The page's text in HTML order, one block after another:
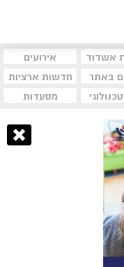
אשדוד
אירועים
באתר
חדשות ארציות
מסעדות